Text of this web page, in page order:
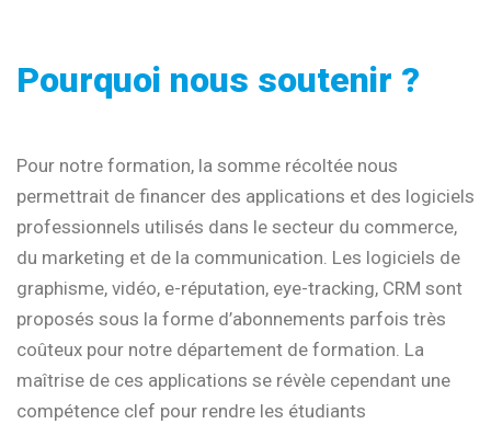
Pourquoi nous soutenir ?
Pour notre formation, la somme récoltée nous
permettrait de financer des applications et des logiciels
professionnels utilisés dans le secteur du commerce,
du marketing et de la communication. Les logiciels de
graphisme, vidéo, e-réputation, eye-tracking, CRM sont
proposés sous la forme d’abonnements parfois très
coûteux pour notre département de formation. La
maîtrise de ces applications se révèle cependant une
compétence clef pour rendre les étudiants